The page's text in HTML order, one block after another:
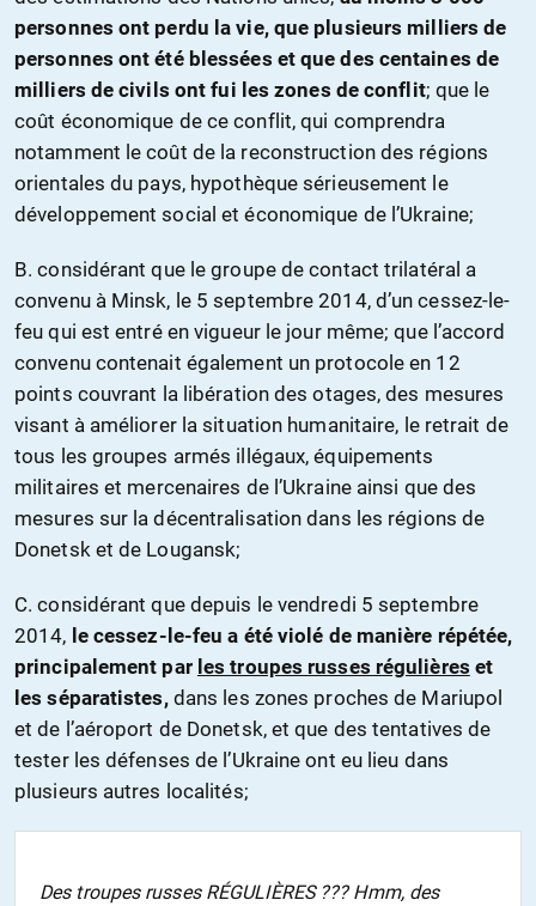
personnes ont perdu la vie, que plusieurs milliers de
personnes ont été blessées et que des centaines de
milliers de civils ont fui les zones de conflit; que le
coût économique de ce conflit, qui comprendra
notamment le coût de la reconstruction des régions
orientales du pays, hypothèque sérieusement le
développement social et économique de l’Ukraine;
B. considérant que le groupe de contact trilatéral a
convenu à Minsk, le 5 septembre 2014, d’un cessez-le-
feu qui est entré en vigueur le jour même; que l’accord
convenu contenait également un protocole en 12
points couvrant la libération des otages, des mesures
visant à améliorer la situation humanitaire, le retrait de
tous les groupes armés illégaux, équipements
militaires et mercenaires de l’Ukraine ainsi que des
mesures sur la décentralisation dans les régions de
Donetsk et de Lougansk;
C. considérant que depuis le vendredi 5 septembre
2014, le cessez-le-feu a été violé de manière répétée,
principalement par les troupes russes régulières et
les séparatistes,dans les zones proches de Mariupol
et de l’aéroport de Donetsk, et que des tentatives de
tester les défenses de l’Ukraine ont eu lieu dans
plusieurs autres localités;
Des troupes russes RÉGULIÈRES ??? Hmm, des